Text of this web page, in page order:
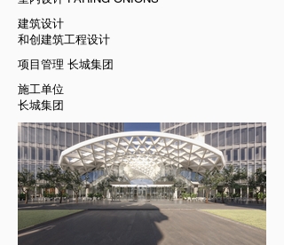
建筑设计
和创建筑工程设计
项目管理 长城集团
施工单位
长城集团